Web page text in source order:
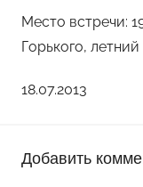
Место встречи:
Горького,
18.07.2013
Добавить